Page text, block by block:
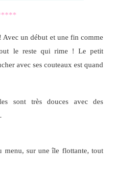
Avec un début et une fin comme
le reste qui rime ! Le petit
avec ses couteaux est quand
sont très douces avec des
menu, sur une île flottante, tout